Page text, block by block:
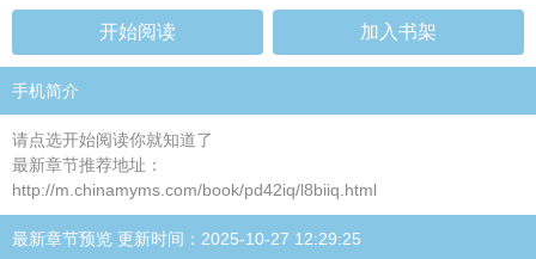
开始阅读 加入书架
手机简介
请点选开始阅读你就知道了
最新章节推荐地址：
http://m.chinamyms.com/book/pd42iq/l8biiq.html
最新章节预览 更新时间：2025-10-27 12:29:25